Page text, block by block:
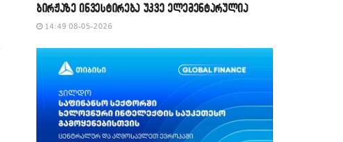
ბირჟაზე ინვესტირება უკვე ელემენტარულია
14:49 08-05-2026